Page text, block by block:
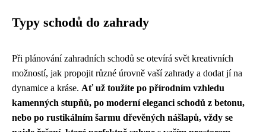
Typy schodů do zahrady
Při plánování zahradních schodů se otevírá svět kreativních
možností, jak propojit různé úrovně vaší zahrady a dodat jí na
dynamice a kráse. Ať už toužíte po přírodním vzhledu
kamenných stupňů, po moderní eleganci schodů z betonu,
nebo po rustikálním šarmu dřevěných nášlapů, vždy se